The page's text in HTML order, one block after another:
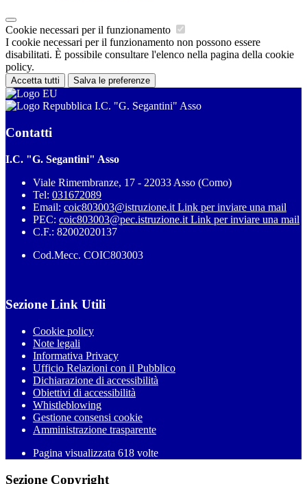
Cookie necessari per il funzionamento
I cookie necessari per il funzionamento non possono essere
disabilitati. È possibile consultare l'elenco nella pagina della cookie
policy.
Accetta tutti Salva le preferenze
I.C. "G. Segantini" Asso
Contatti
I.C. "G. Segantini" Asso
Viale Rimembranze, 17 - 22033 Asso (Como)
Tel: 031672089
Email: coic803003@istruzione.it Link per inviare una mail
PEC: coic803003@pec.istruzione.it Link per inviare una mail
C.F.: 82002020137
Cod.Mecc. COIC803003
Sezione Link Utili
Cookie policy
Note legali
Informativa Privacy
Ufficio Relazioni con il Pubblico
Dichiarazione di accessibilità
Obiettivi di accessibilità
Whistleblowing
Gestione consensi cookie
Amministrazione trasparente
Pagina visualizzata 618 volte
Sezione Copyright